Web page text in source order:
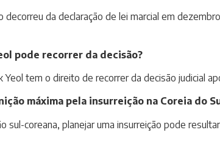
decorreu da declaração de lei marcial em
pode recorrer da decisão?
Yeol tem o direito de recorrer da decisão judicial
máxima pela insurreição na Coreia do
sul-coreana, planejar uma insurreição pode